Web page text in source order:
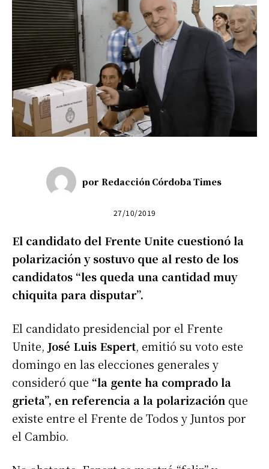
por Redacción Córdoba Times
27/10/2019
El candidato del Frente Unite cuestionó la
polarización y sostuvo que al resto de los
candidatos “les queda una cantidad muy
chiquita para disputar”.
El candidato presidencial por el Frente
Unite, José Luis Espert, emitió su voto este
domingo en las elecciones generales y
consideró que “la gente ha comprado la
grieta”, en referencia a la polarización que
existe entre el Frente de Todos y Juntos por
el Cambio.